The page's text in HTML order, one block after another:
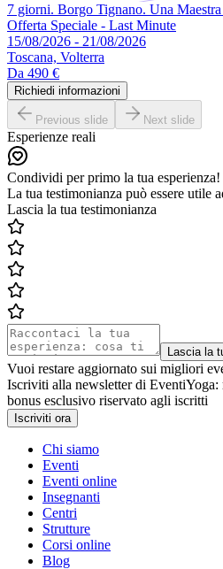
7 giorni. Borgo Tignano. Una Maestra
Offerta Speciale - Last Minute
15/08/2026 - 21/08/2026
Toscana, Volterra
Da 490 €
Richiedi informazioni
Previous slide Next slide
Esperienze reali
Condividi per primo la tua esperienza!
La tua testimonianza può essere utile
Lascia la tua testimonianza
Lascia la
Vuoi restare aggiornato sui migliori
Iscriviti alla newsletter di
bonus esclusivo riservato agli iscritti
Iscriviti ora
Chi siamo
Eventi
Eventi online
Insegnanti
Centri
Strutture
Corsi online
Blog